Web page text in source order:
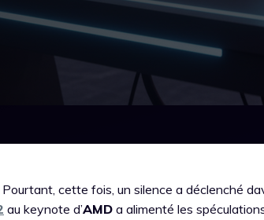
cette fois, un silence a déclenché
au keynote d’AMD a alimenté les